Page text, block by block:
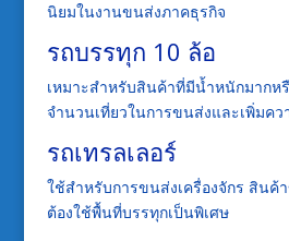
นิยมในงานขนส่งภาคธุรกิจ
รถบรรทุก 10 ล้อ
เหมาะสำหรับสินค้าที่มีน้ำหนักมาก
จำนวนเที่ยวในการขนส่งและเพิ่มคว
รถเทรลเลอร์
ใช้สำหรับการขนส่งเครื่องจักร สิน
ต้องใช้พื้นที่บรรทุกเป็นพิเศษ